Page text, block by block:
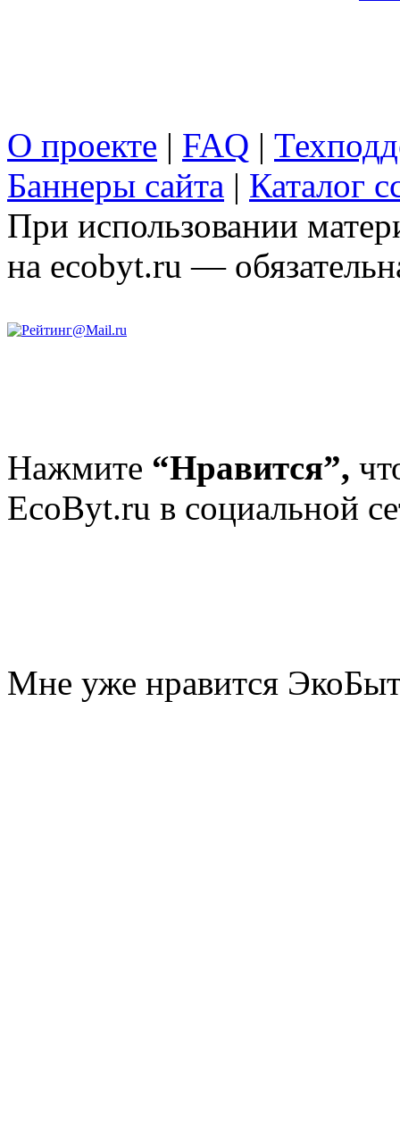
О проекте | FAQ |
Баннеры сайта | Каталог
При использовании
на ecobyt.ru —
Нажмите “Нравится”,
EcoByt.ru в социальной
Мне уже нравится